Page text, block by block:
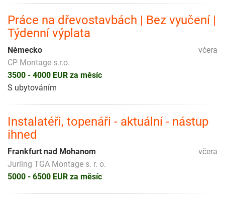
Práce na dřevostavbách | Bez vyučení |
Týdenní výplata
včera
Německo
CP Montage s.r.o.
3500 - 4000 EUR za měsíc
S ubytováním
Instalatéři, topenáři - aktuální - nástup
ihned
včera
Frankfurt nad Mohanom
Jurling TGA Montage s. r. o.
5000 - 6500 EUR za měsíc